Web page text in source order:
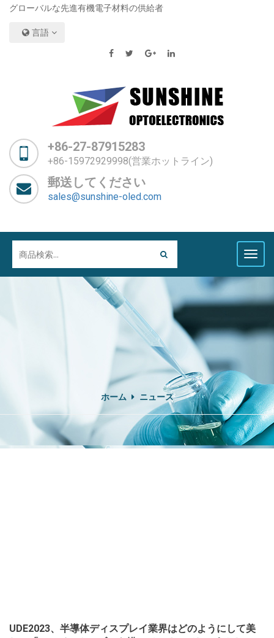
グローバルな先進有機電子材料の供給者
言語
+86-27-87915283
+86-15972929998(営業ホットライン)
郵送してください
sales@sunshine-oled.com
ホーム ニュース
UDE2023、半導体ディスプレイ業界はどのようにして美